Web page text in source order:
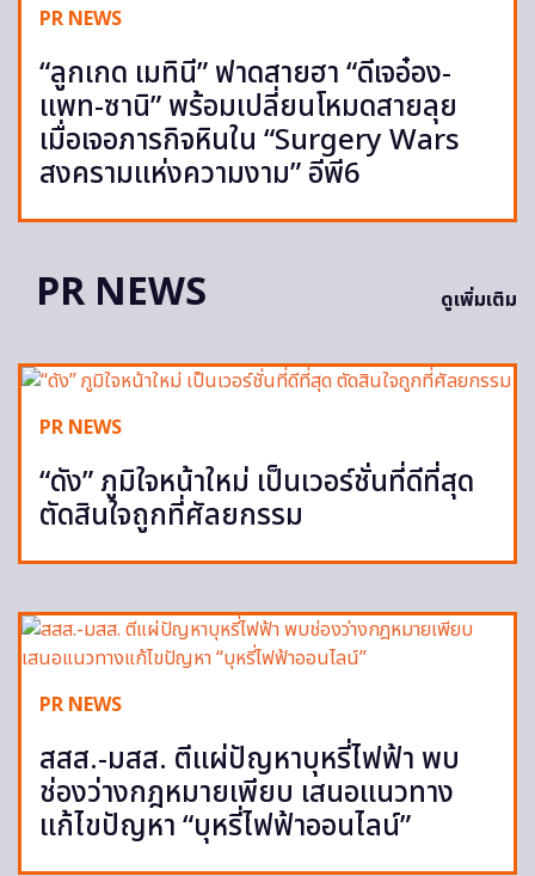
PR NEWS
“ลูกเกด เมทินี” ฟาดสายฮา “ดีเจอ๋อง-
แพท-ซานิ” พร้อมเปลี่ยนโหมดสายลุย
เมื่อเจอภารกิจหินใน “Surgery Wars
สงครามแห่งความงาม” อีพี6
PR NEWS ดูเพิ่มเติม
PR NEWS
“ดัง” ภูมิใจหน้าใหม่ เป็นเวอร์ชั่นที่ดีที่สุด
ตัดสินใจถูกที่ศัลยกรรม
PR NEWS
สสส.-มสส. ตีแผ่ปัญหาบุหรี่ไฟฟ้า พบ
ช่องว่างกฎหมายเพียบ เสนอแนวทาง
แก้ไขปัญหา “บุหรี่ไฟฟ้าออนไลน์”